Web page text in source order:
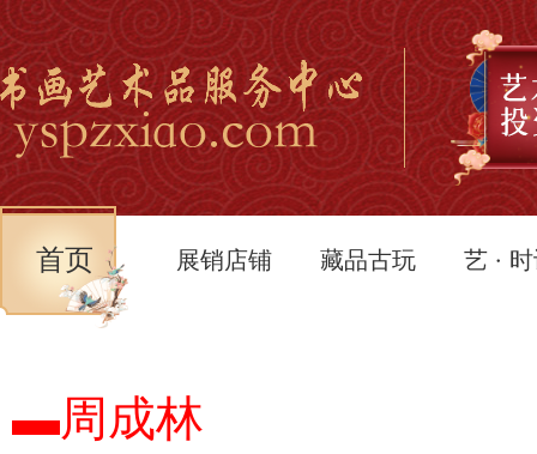
首页 展销店铺 藏品古玩 艺 ·
▬周成林